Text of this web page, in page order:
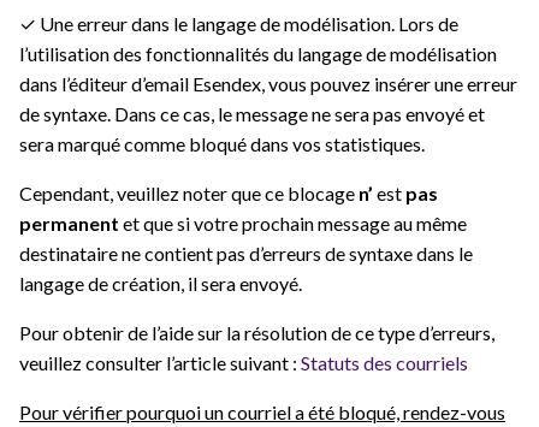
✓ Une erreur dans le langage de modélisation. Lors de
l’utilisation des fonctionnalités du langage de modélisation
dans l’éditeur d’email Esendex, vous pouvez insérer une erreur
de syntaxe. Dans ce cas, le message ne sera pas envoyé et
sera marqué comme bloqué dans vos statistiques.
Cependant, veuillez noter que ce blocage n’ est pas
permanent et que si votre prochain message au même
destinataire ne contient pas d’erreurs de syntaxe dans le
langage de création, il sera envoyé.
Pour obtenir de l’aide sur la résolution de ce type d’erreurs,
veuillez consulter l’article suivant : Statuts des courriels
Pour vérifier pourquoi un courriel a été bloqué, rendez-vous